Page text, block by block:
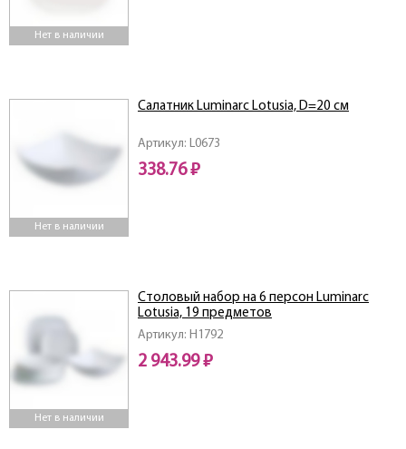
Нет в наличии
Нет в наличии
Артикул: L0673
Салатник Luminarc Lotusia, D=20 см
338.76 ₽
Нет в наличии
Артикул: H1792
Столовый набор на 6 персон Luminarc
Lotusia, 19 предметов
2 943.99 ₽